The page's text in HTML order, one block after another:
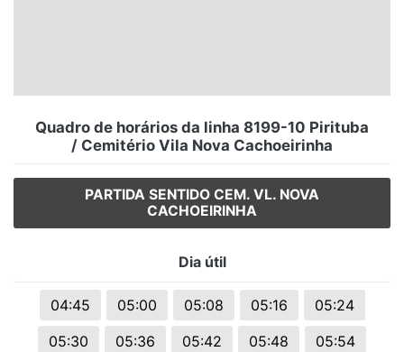
Quadro de horários da linha 8199-10 Pirituba
/ Cemitério Vila Nova Cachoeirinha
PARTIDA SENTIDO CEM. VL. NOVA
CACHOEIRINHA
Dia útil
04:45 05:00 05:08 05:16
05:24
05:30
05:36 05:42 05:48
05:54